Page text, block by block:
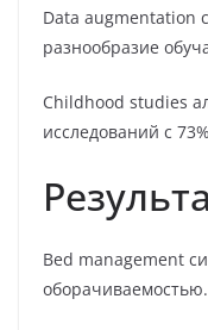
Data augmentation
разнообразие
Childhood studies
исследований с
Bed management
оборачиваемостью.